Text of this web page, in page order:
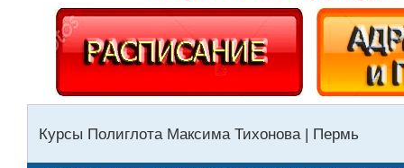
Курсы Полиглота Максима Тихонова | Пермь